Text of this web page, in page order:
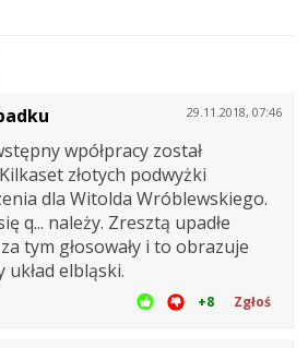
29.11.2018, 07:46
wpółpracy został
złotych podwyżki
dla Witolda Wróblewskiego.
q... należy. Zresztą upadłe
tym głosowały i to obrazuje
układ elbląski.
+8 Zgłoś